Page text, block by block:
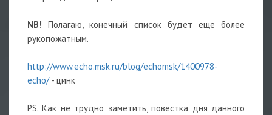
NB! Полагаю, конечный список будет еще более
рукопожатным.
http://www.echo.msk.ru/blog/echomsk/1400978-
echo/- цинк
PS. Как не трудно заметить, повестка дня данного